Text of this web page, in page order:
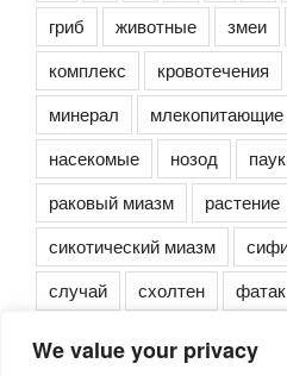
We value your privacy
гриб
животные змеи
комплекс
кровотечения
минерал
млекопитающие
насекомые
нозод
раковый миазм
растение
сикотический миазм
случай
схолтен фатак